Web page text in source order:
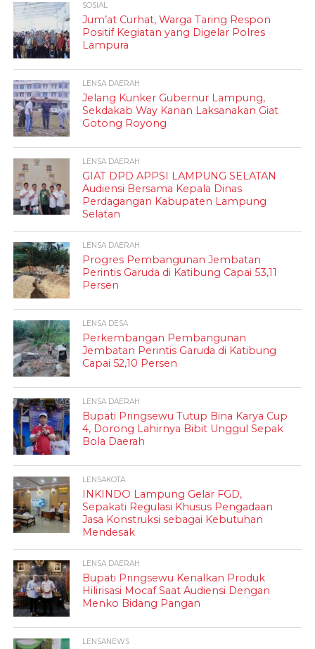
SOSIAL
Jum’at Curhat, Warga Taring Respon
Positif Kegiatan yang Digelar Polres
Lampura
LENSA DAERAH
Jelang Kunker Gubernur Lampung,
Sekdakab Way Kanan Laksanakan Giat
Gotong Royong
LENSA DAERAH
GIAT DPD APPSI LAMPUNG SELATAN
Audiensi Bersama Kepala Dinas
Perdagangan Kabupaten Lampung
Selatan
LENSA DAERAH
Progres Pembangunan Jembatan
Perintis Garuda di Katibung Capai 53,11
Persen
LENSA DESA
Perkembangan Pembangunan
Jembatan Perintis Garuda di Katibung
Capai 52,10 Persen
LENSA DAERAH
Bupati Pringsewu Tutup Bina Karya Cup
4, Dorong Lahirnya Bibit Unggul Sepak
Bola Daerah
LENSAKOTA
INKINDO Lampung Gelar FGD,
Sepakati Regulasi Khusus Pengadaan
Jasa Konstruksi sebagai Kebutuhan
Mendesak
LENSA DAERAH
Bupati Pringsewu Kenalkan Produk
Hilirisasi Mocaf Saat Audiensi Dengan
Menko Bidang Pangan
LENSANEWS